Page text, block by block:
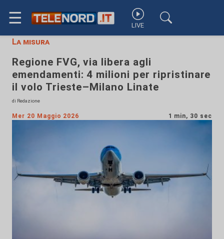
☰ LIVE
La misura
Regione FVG, via libera agli
emendamenti: 4 milioni per ripristinare
il volo Trieste–Milano Linate
di Redazione
Mer 20 Maggio 2026 1 min, 30 sec